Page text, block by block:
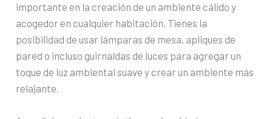
importante en la creación de un ambiente cálido y
acogedor en cualquier habitación. Tienes la
posibilidad de usar lámparas de mesa, apliques de
pared o incluso guirnaldas de luces para agregar un
toque de luz ambiental suave y crear un ambiente más
relajante.